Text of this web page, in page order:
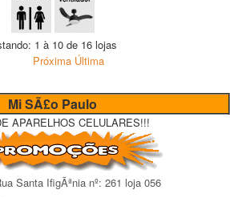
1 à 10 de 16 lojas
Próxima Última
Mi SÃ£o Paulo
APARELHOS CELULARES!!!
Santa IfigÃªnia nº: 261 loja 056